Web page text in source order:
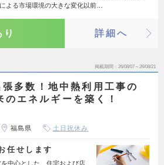
よる市場環境の大きな変化以前…
詳細へ
掲載期間 26/08/07～26/08/21
張多数！地中熱利用工事の
エネルギーを築く！
福島県 土日祝休み
任せします
を中心とした、住宅および店